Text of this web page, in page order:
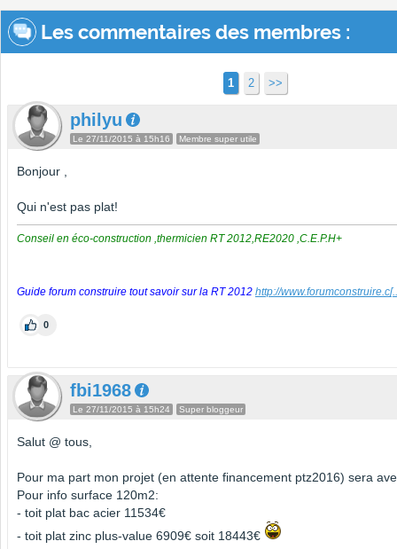
Les commentaires des membres :
1 2 >>
philyu
Le 27/11/2015 à 15h16 Membre super utile
Bonjour ,
Qui n'est pas plat!
Conseil en éco-construction ,thermicien RT 2012,RE2020 ,C.E.P.H+
Guide forum construire tout savoir sur la RT 2012 http://www.forumconstruire.c
0
fbi1968
Le 27/11/2015 à 15h24 Super bloggeur
Salut @ tous,
Pour ma part mon projet (en attente financement ptz2016) sera
Pour info surface 120m2:
- toit plat bac acier 11534€
- toit plat zinc plus-value 6909€ soit 18443€